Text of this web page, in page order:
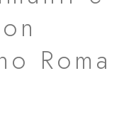
Roma